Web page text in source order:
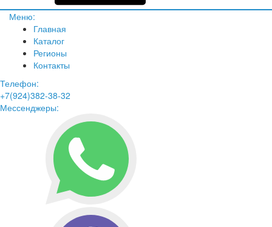
Меню:
Главная
Каталог
Регионы
Контакты
Телефон:
+7(924)382-38-32
Мессенджеры: